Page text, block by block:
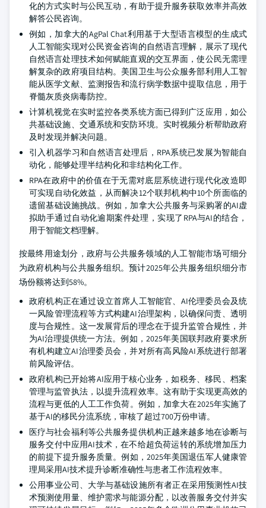
化的方式实时与公民互动，有助于提升服务获取效率并高效
解答公民咨询。
例如，加拿大的AgPal Chat利用基于大型语言模型的生成式
人工智能实现对公民资金咨询的自然语言理解，展示了现代
自然语言处理技术如何赋能直观的交互界面，使公民无需理
解复杂的政府项目结构。美国卫生与公众服务部利用人工智
能从医学文献、监测报告和流行病学数据中提取信息，用于
脊髓灰质炎病毒防控。
计算机视觉在实时监控各类系统方面已得到广泛应用，如公
共基础设施、交通系统和安防环境。实时视频分析帮助政府
及时发现并解决问题。
引入机器学习和自然语言处理后，RPA系统已发展为智能自
动化，能够处理半结构化和非结构化工作。
RPA在政府中的价值在于无需对底层系统进行现代化改造即
可实现自动化效益，从而解决12个联邦机构中10个所面临的
遗留基础设施挑战。例如，加拿大公共服务与采购署的AI虚
拟助手通过自动化逾期案件处理，实现了RPA与AI的结合，
用于智能文档理解。
按最终用途划分，政府与公共服务领域的人工智能市场可细分
为政府机构与公共服务组织。预计2025年公共服务组织细分市
场份额将达到58%。
政府机构正在通过设立首席人工智能官、AI伦理委员会及统
一风险管理流程等方式构建AI治理架构，以确保问责、透明
度与合规性。这一发展背后的理念在于提升监管合规性，并
为AI治理提供统一方法。例如，2025年美国联邦政府要求所
有机构建立AI治理委员会，并对所有高风险AI系统进行部署
前风险评估。
政府机构已开始将AI应用于核心业务，如税务、移民、档案
管理与监管执法，以提升流程效率。这有助于实现更高效的
流程与更低的人工工作负荷。例如，加拿大在2025年实施了
基于AI的移民分流系统，审核了超过700万份申请。
医疗与社会福利等公共服务提供机构正越来越多地在诊断与
服务交付中应用AI技术，在不给超负荷运转的系统增加压力
的前提下提升服务质量。例如，2025年美国退伍军人健康管
理局采用AI技术提升诊断准确性与患者工作流程效率。
公用事业公司、大学与基础设施所有者正在采用预测性AI技
术预测使用量、维护需求与能源分配，以改善服务交付并实